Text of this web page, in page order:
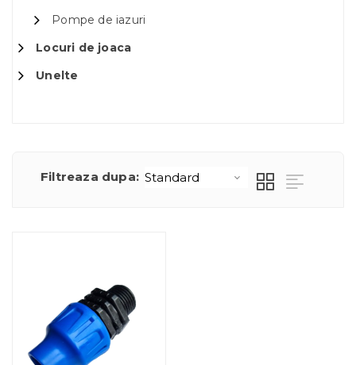
Pompe de iazuri
Locuri de joaca
Unelte
Filtreaza dupa: